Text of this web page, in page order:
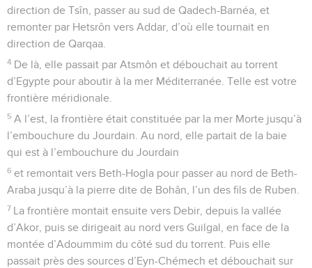
direction de Tsîn, passer au sud de Qadech-Barnéa, et
remonter par Hetsrôn vers Addar, d’où elle tournait en
direction de Qarqaa.
4 De là, elle passait par Atsmôn et débouchait au torrent
d’Egypte pour aboutir à la mer Méditerranée. Telle est votre
frontière méridionale.
5 A l’est, la frontière était constituée par la mer Morte jusqu’à
l’embouchure du Jourdain. Au nord, elle partait de la baie
qui est à l’embouchure du Jourdain
6 et remontait vers Beth-Hogla pour passer au nord de Beth-
Araba jusqu’à la pierre dite de Bohân, l’un des fils de Ruben.
7 La frontière montait ensuite vers Debir, depuis la vallée
d’Akor, puis se dirigeait au nord vers Guilgal, en face de la
montée d’Adoummim du côté sud du torrent. Puis elle
passait près des sources d’Eyn-Chémech et débouchait sur